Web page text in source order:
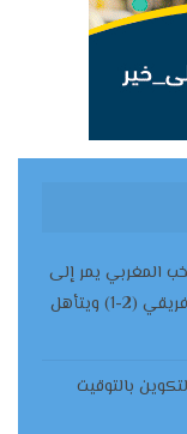
للسيدات –2026 : المنتخب المغربي يمر إلى
دور النصف عقب فوزه على نظيره الجنوب إفريقي (2-1) ويتأهل
بالتوقيت